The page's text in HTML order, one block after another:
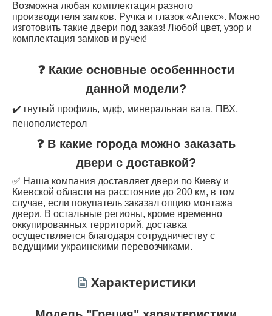
Возможна любая комплектация разного
производителя замков. Ручка и глазок «Апекс». Можно
изготовить такие двери под заказ! Любой цвет, узор и
комплектация замков и ручек!
❓ Какие основные особеннности
данной модели?
✔️ гнутый профиль, мдф, минеральная вата, ПВХ,
пенополистерол
❓ В какие города можно заказать
двери с доставкой?
✅ Наша компания доставляет двери по Киеву и
Киевской области на расстояние до 200 км, в том
случае, если покупатель заказал опцию монтажа
двери. В остальные регионы, кроме временно
оккупированных территорий, доставка
осуществляется благодаря сотрудничеству с
ведущими украинскими перевозчиками.
Характеристики